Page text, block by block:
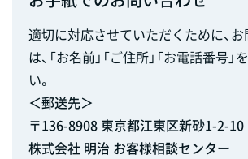
適切に対応させていただくために、
は、「お名前」「ご住所」「お電話番号
い。
＜郵送先＞
〒136-8908 東京都江東区新砂1-2-10
株式会社 明治 お客様相談センター